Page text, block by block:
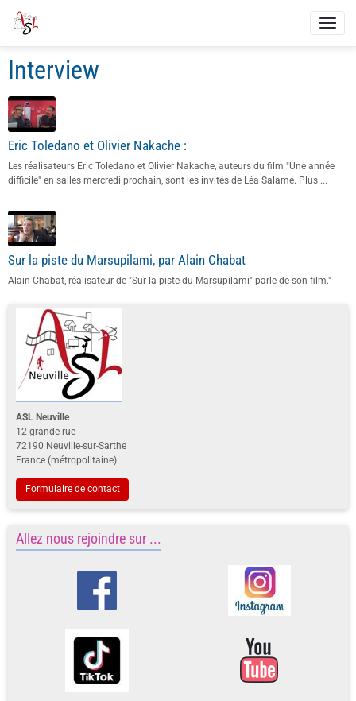
Interview
Eric Toledano et Olivier Nakache :
Les réalisateurs Eric Toledano et Olivier Nakache, auteurs du film "Une année
difficile" en salles mercredi prochain, sont les invités de Léa Salamé. Plus ...
Sur la piste du Marsupilami, par Alain Chabat
Alain Chabat, réalisateur de "Sur la piste du Marsupilami" parle de son film."
ASL Neuville
12 grande rue
72190 Neuville-sur-Sarthe
France (métropolitaine)
Formulaire de contact
Allez nous rejoindre sur ...